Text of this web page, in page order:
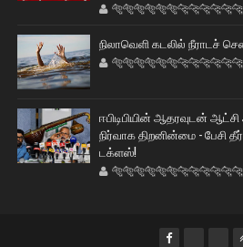
நிலாவெளி கடலில் நீராடச்
ஈபிடிபியின் ஆதரவுடன்
நிர்வாக திறனின்மை - பேசி
டக்ளஸ்!